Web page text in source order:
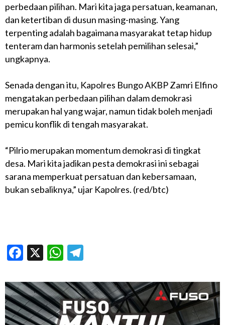
perbedaan pilihan. Mari kita jaga persatuan, keamanan,
dan ketertiban di dusun masing-masing. Yang
terpenting adalah bagaimana masyarakat tetap hidup
tenteram dan harmonis setelah pemilihan selesai,”
ungkapnya.
Senada dengan itu, Kapolres Bungo AKBP Zamri Elfino
mengatakan perbedaan pilihan dalam demokrasi
merupakan hal yang wajar, namun tidak boleh menjadi
pemicu konflik di tengah masyarakat.
“Pilrio merupakan momentum demokrasi di tingkat
desa. Mari kita jadikan pesta demokrasi ini sebagai
sarana memperkuat persatuan dan kebersamaan,
bukan sebaliknya,” ujar Kapolres. (red/btc)
Facebook
X WhatsApp